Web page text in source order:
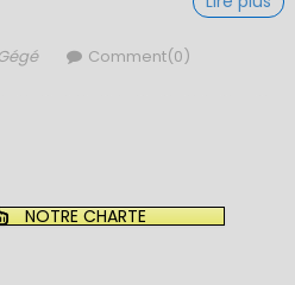
Comment(0)
NOTRE CHARTE